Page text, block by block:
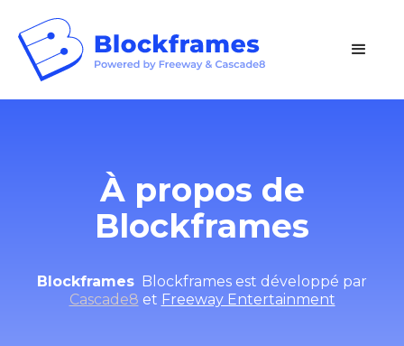
À propos de
Blockframes
Blockframes Blockframes est développé par
Cascade8 et Freeway Entertainment